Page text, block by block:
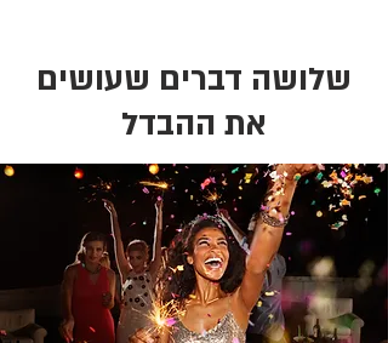
שלושה דברים שעושים
את ההבדל